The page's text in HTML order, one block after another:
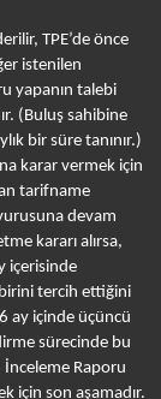
TPE’de önce
istenilen
yapanın talebi
(Buluş sahibine
bir süre tanınır.)
karar vermek için
tarifname
devam
kararı alırsa,
içerisinde
tercih ettiğini
ay içinde üçüncü
sürecinde bu
İnceleme Raporu
için son aşamadır.